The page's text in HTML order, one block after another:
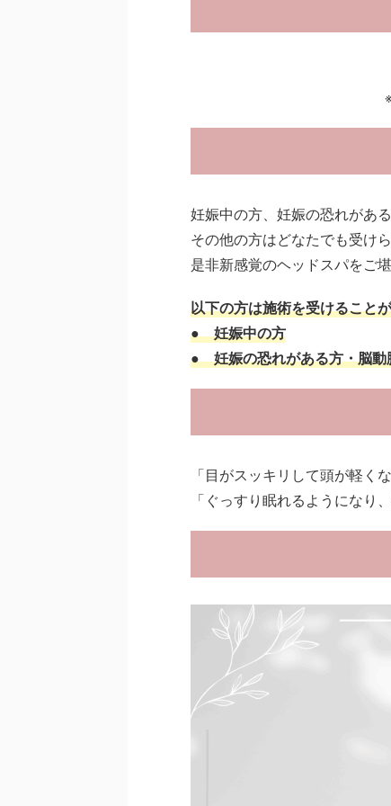
妊娠中の方、妊娠の恐れがあ
その他の方はどなたでも受けら
是非新感覚のヘッドスパをご堪
以下の方は施術を受けること
● 妊娠中の方
● 妊娠の恐れがある方・脳動
「目がスッキリして頭が軽く
「ぐっすり眠れるようになり